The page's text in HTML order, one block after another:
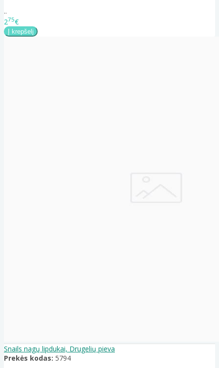
..
275€
Snails nagų lipdukai, Drugelių pieva
Prekės kodas: 5794